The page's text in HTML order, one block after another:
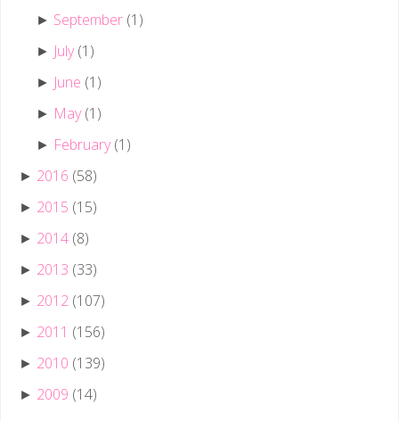
► September (1)
► July (1)
► June (1)
► May (1)
► February (1)
► 2016 (58)
► 2015 (15)
► 2014 (8)
► 2013 (33)
► 2012 (107)
► 2011 (156)
► 2010 (139)
► 2009 (14)